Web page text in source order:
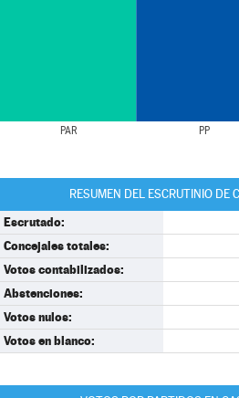
PAR PP
RESUMEN DEL ESCRUTINIO DE
Escrutado:
Concejales totales:
Votos contabilizados:
Abstenciones:
Votos nulos:
Votos en blanco: